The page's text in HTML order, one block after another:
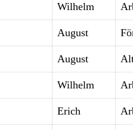
Wilhelm
August
August
Wilhelm
Erich